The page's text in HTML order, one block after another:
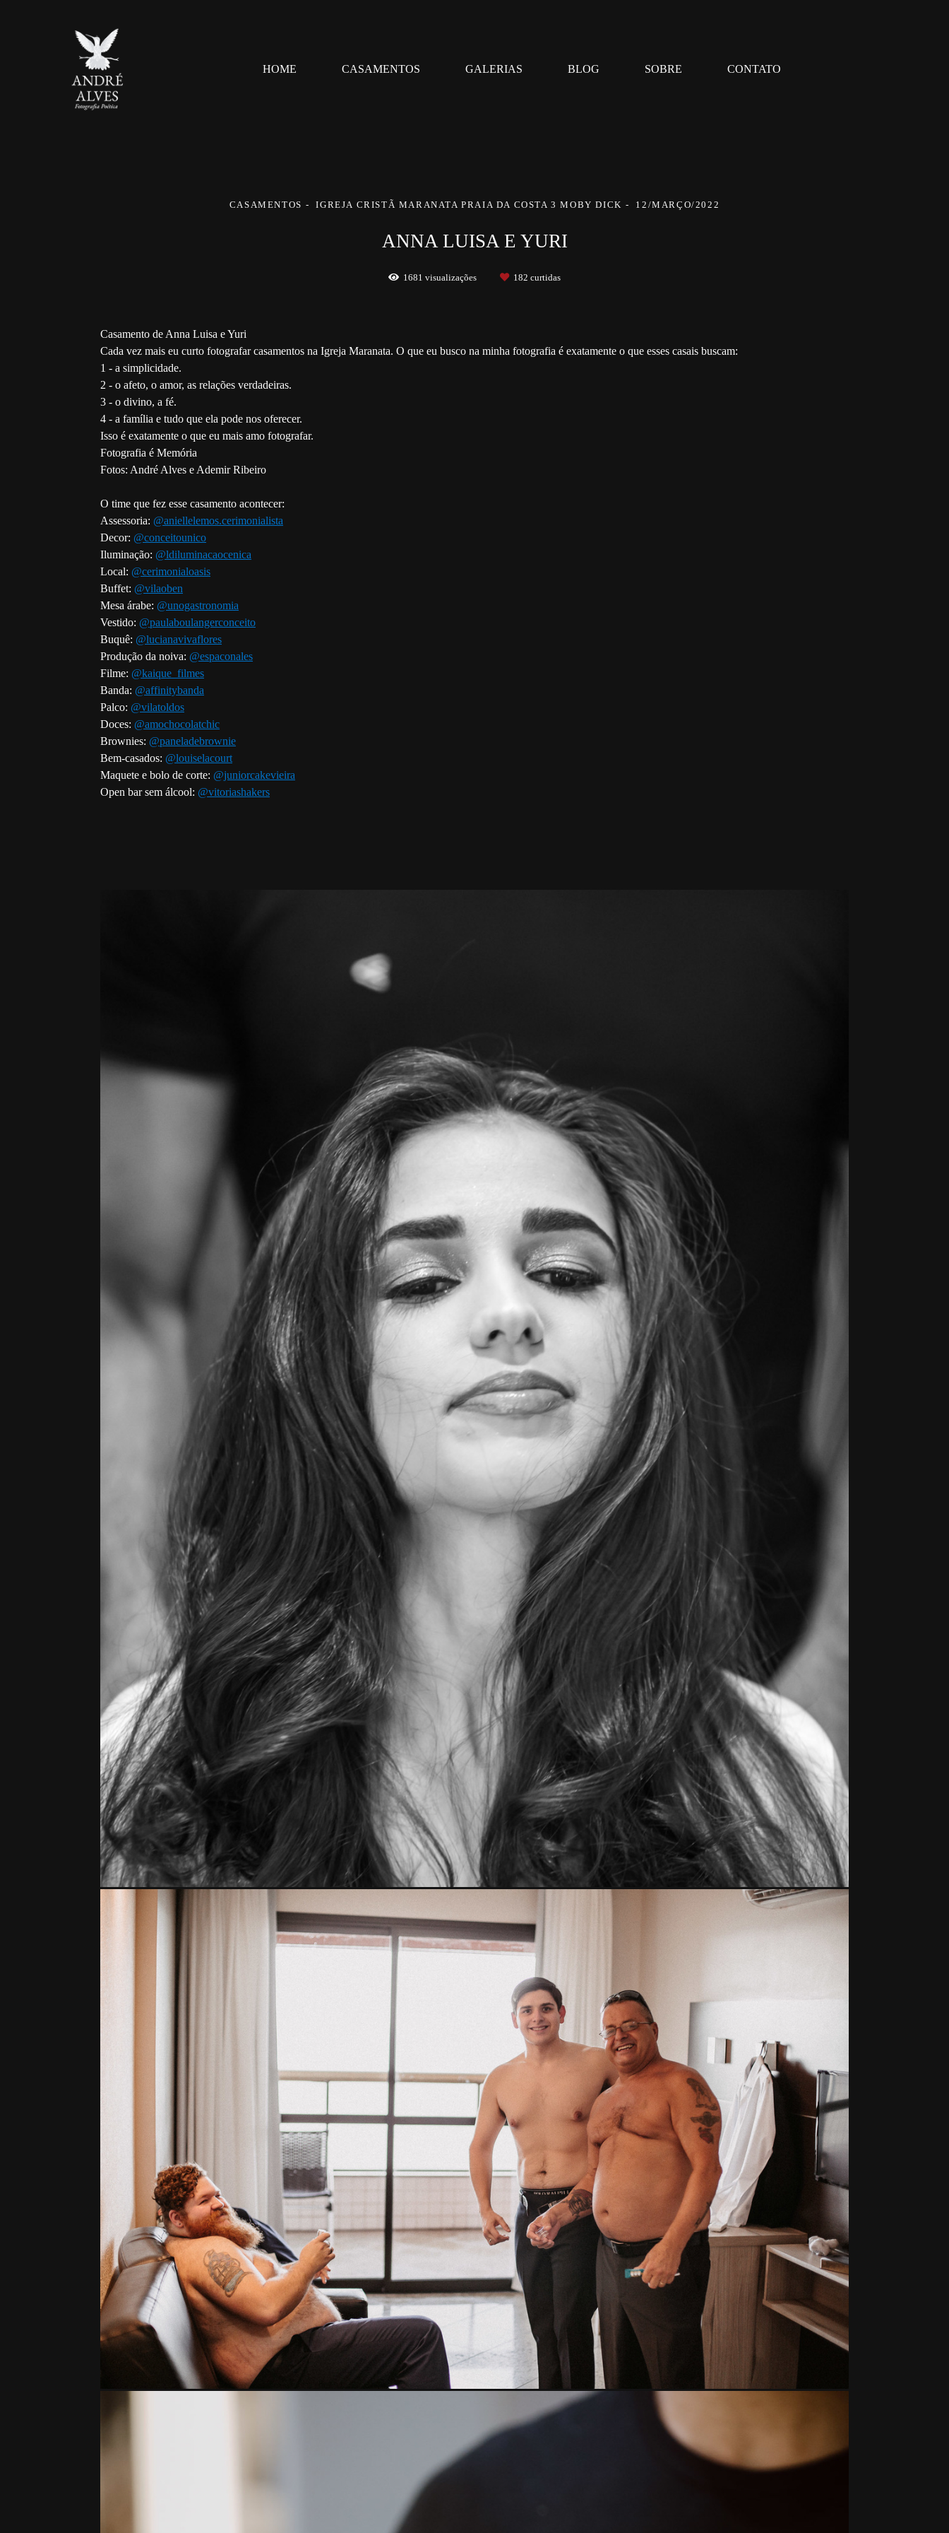
HOME CASAMENTOS GALERIAS BLOG SOBRE CONTATO
CASAMENTOS IGREJA CRISTÃ MARANATA PRAIA DA COSTA 3 MOBY DICK 12/MARÇO/2022
ANNA LUISA E YURI
1681 visualizações 182 curtidas
Casamento de Anna Luisa e Yuri
Cada vez mais eu curto fotografar casamentos na Igreja Maranata. O que eu busco na minha fotografia é exatamente o que esses casais buscam:
1 - a simplicidade.
2 - o afeto, o amor, as relações verdadeiras.
3 - o divino, a fé.
4 - a família e tudo que ela pode nos oferecer.
Isso é exatamente o que eu mais amo fotografar.
Fotografia é Memória
Fotos: André Alves e Ademir Ribeiro
O time que fez esse casamento acontecer:
Assessoria: @aniellelemos.cerimonialista
Decor: @conceitounico
Iluminação: @ldiluminacaocenica
Local: @cerimonialoasis
Buffet: @vilaoben
Mesa árabe: @unogastronomia
Vestido: @paulaboulangerconceito
Buquê: @lucianavivaflores
Produção da noiva: @espaconales
Filme: @kaique_filmes
Banda: @affinitybanda
Palco: @vilatoldos
Doces: @amochocolatchic
Brownies: @paneladebrownie
Bem-casados: @louiselacourt
Maquete e bolo de corte: @juniorcakevieira
Open bar sem álcool: @vitoriashakers